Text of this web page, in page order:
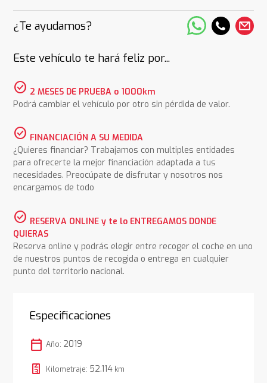
¿Te ayudamos?
Este vehículo te hará feliz por...
check_circle 2 MESES DE PRUEBA o 1000km
Podrá cambiar el vehículo por otro sin pérdida de valor.
check_circle FINANCIACIÓN A SU MEDIDA
¿Quieres financiar? Trabajamos con multiples entidades
para ofrecerte la mejor financiación adaptada a tus
necesidades. Preocúpate de disfrutar y nosotros nos
encargamos de todo
check_circle RESERVA ONLINE y te lo ENTREGAMOS DONDE
QUIERAS
Reserva online y podrás elegir entre recoger el coche en uno
de nuestros puntos de recogida o entrega en cualquier
punto del territorio nacional.
Especificaciones
calendar_today Año: 2019
Kilometraje: 52.114km